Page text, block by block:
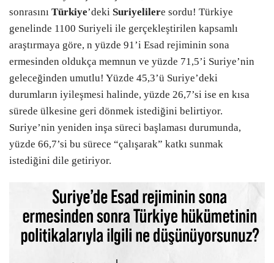
sonrasını Türkiye’deki Suriyelilere sordu! Türkiye
genelinde 1100 Suriyeli ile gerçekleştirilen kapsamlı
araştırmaya göre, n yüzde 91’i Esad rejiminin sona
ermesinden oldukça memnun ve yüzde 71,5’i Suriye’nin
geleceğinden umutlu! Yüzde 45,3’ü Suriye’deki
durumların iyileşmesi halinde, yüzde 26,7’si ise en kısa
sürede ülkesine geri dönmek istediğini belirtiyor.
Suriye’nin yeniden inşa süreci başlaması durumunda,
yüzde 66,7’si bu sürece “çalışarak” katkı sunmak
istediğini dile getiriyor.